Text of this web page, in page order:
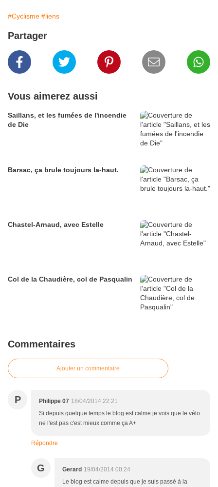
#Cyclisme #liens
Partager
Vous aimerez aussi
Saillans, et les fumées de l'incendie
de Die
Barsac, ça brule toujours la-haut.
Chastel-Arnaud, avec Estelle
Col de la Chaudière, col de Pasqualin
Commentaires
Ajouter un commentaire
P Philippe 07 18/04/2014 22:21
Si depuis quelque temps le blog est calme je vois que le vélo
ne l'est pas c'est mieux comme ça A+
Répondre
G Gerard 19/04/2014 00:24
Le blog est calme depuis que je suis passé à la